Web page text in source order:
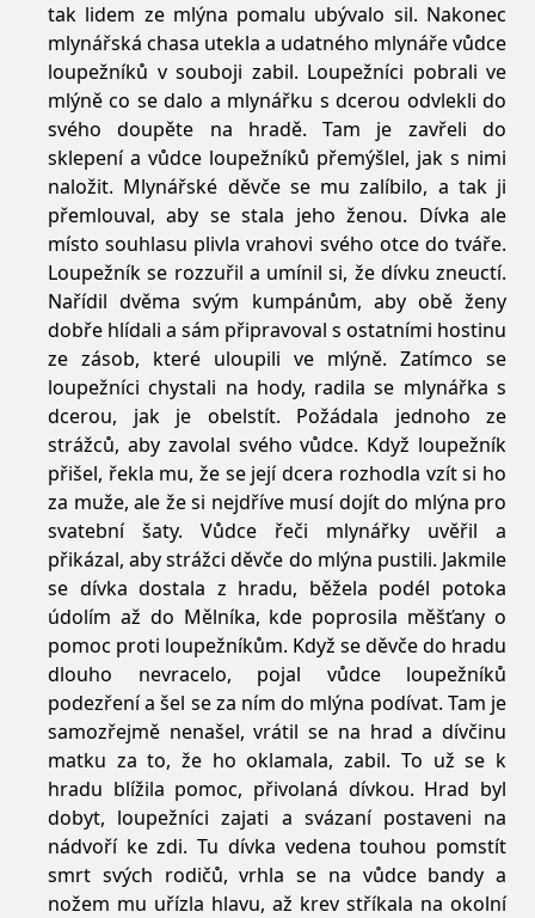
tak lidem ze mlýna pomalu ubývalo sil. Nakonec
mlynářská chasa utekla a udatného mlynáře vůdce
loupežníků v souboji zabil. Loupežníci pobrali ve
mlýně co se dalo a mlynářku s dcerou odvlekli do
svého doupěte na hradě. Tam je zavřeli do
sklepení a vůdce loupežníků přemýšlel, jak s nimi
naložit. Mlynářské děvče se mu zalíbilo, a tak ji
přemlouval, aby se stala jeho ženou. Dívka ale
místo souhlasu plivla vrahovi svého otce do tváře.
Loupežník se rozzuřil a umínil si, že dívku zneuctí.
Nařídil dvěma svým kumpánům, aby obě ženy
dobře hlídali a sám připravoval s ostatními hostinu
ze zásob, které uloupili ve mlýně. Zatímco se
loupežníci chystali na hody, radila se mlynářka s
dcerou, jak je obelstít. Požádala jednoho ze
strážců, aby zavolal svého vůdce. Když loupežník
přišel, řekla mu, že se její dcera rozhodla vzít si ho
za muže, ale že si nejdříve musí dojít do mlýna pro
svatební šaty. Vůdce řeči mlynářky uvěřil a
přikázal, aby strážci děvče do mlýna pustili. Jakmile
se dívka dostala z hradu, běžela podél potoka
údolím až do Mělníka, kde poprosila měšťany o
pomoc proti loupežníkům. Když se děvče do hradu
dlouho nevracelo, pojal vůdce loupežníků
podezření a šel se za ním do mlýna podívat. Tam je
samozřejmě nenašel, vrátil se na hrad a dívčinu
matku za to, že ho oklamala, zabil. To už se k
hradu blížila pomoc, přivolaná dívkou. Hrad byl
dobyt, loupežníci zajati a svázaní postaveni na
nádvoří ke zdi. Tu dívka vedena touhou pomstít
smrt svých rodičů, vrhla se na vůdce bandy a
nožem mu uřízla hlavu, až krev stříkala na okolní